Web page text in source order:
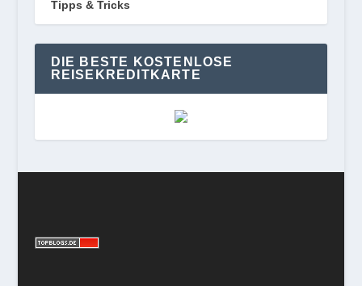
Tipps & Tricks
DIE BESTE KOSTENLOSE
REISEKREDITKARTE